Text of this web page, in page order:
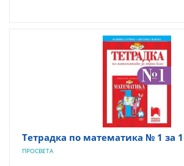
Tетрадка по математика № 1 за
ПРОСВЕТА